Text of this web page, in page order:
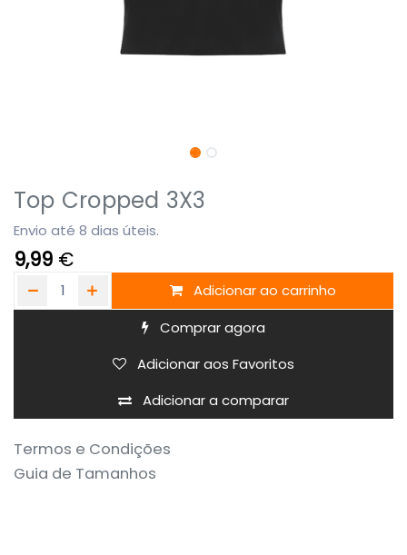
Top Cropped 3X3
Envio até 8 dias úteis.
9,99 €
Adicionar ao carrinho
Comprar agora
Adicionar a comparar
Adicionar aos Favoritos
Termos e Condições
Guia de Tamanhos